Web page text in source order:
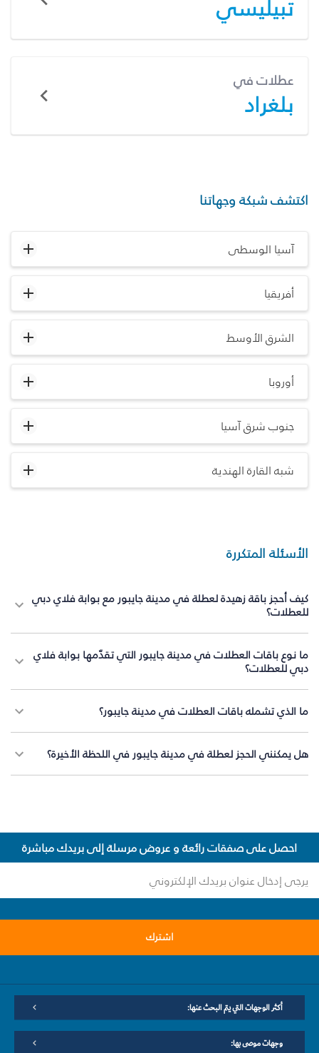
تبيليسي
عطلات في
بلغراد
اكتشف شبكة وجهاتنا
آسيا الوسطى
أفريقيا
الشرق الأوسط
أوروبا
جنوب شرق آسيا
شبه القارة الهندية
الأسئلة المتكررة
كيف أحجز باقة زهيدة لعطلة في مدينة جايبور مع بوابة فلاي دبي
للعطلات؟
ما نوع باقات العطلات في مدينة جايبور التي تقدّمها بوابة فلاي
دبي للعطلات؟
ما الذي تشمله باقات العطلات في مدينة جايبور؟
هل يمكنني الحجز لعطلة في مدينة جايبور في اللحظة الأخيرة؟
احصل على صفقات رائعة و عروض مرسلة إلى بريدك مباشرة
اشترك
أكثر الوجهات التي يتم البحث عنها:
وجهات موصى بها: